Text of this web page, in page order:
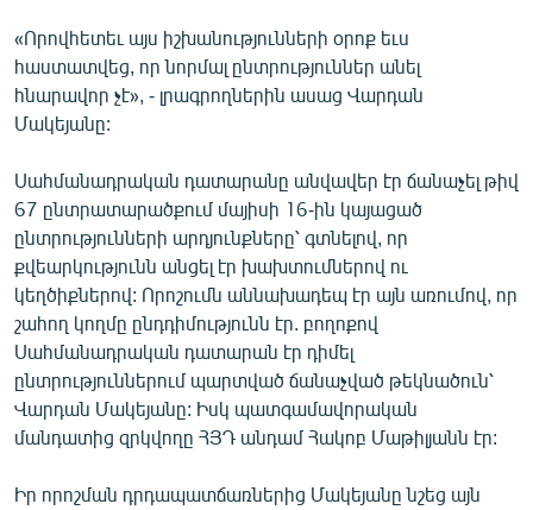
ՏՏ ԵՒ ԻՆՏԵՐՆԵՏ
ԿՈՐՈՆԱՎԻՐՈՒՍ
ՏԵՍԱՆՅՈՒԹԵՐ
ԲԱՆԱՎԵՃ
ՁԳՏԵԼՈՎ ԼԱՎԱԳՈՒՅՆԻՆ
ՓՈԴՔԱՍԹ
Հայերեն
English
«Որովհետեւ այս իշխանությունների օրոք եւս
հաստատվեց, որ նորմալ ընտրություններ անել
հնարավոր չէ», - լրագրողներին ասաց Վարդան
Մակեյանը:
Սահմանադրական դատարանը անվավեր էր ճանաչել թիվ
67 ընտրատարածքում մայիսի 16-ին կայացած
ընտրությունների արդյունքները՝ գտնելով, որ
քվեարկությունն անցել էր խախտումներով ու
կեղծիքներով: Որոշումն աննախադեպ էր այն առումով, որ
շահող կողմը ընդդիմությունն էր. բողոքով
Սահմանադրական դատարան էր դիմել
ընտրություններում պարտված ճանաչված թեկնածուն՝
Վարդան Մակեյանը: Իսկ պատգամավորական
մանդատից զրկվողը ՀՅԴ անդամ Հակոբ Մաթիլյանն էր:
Իր որոշման դրդապատճառներից Մակեյանը նշեց այն